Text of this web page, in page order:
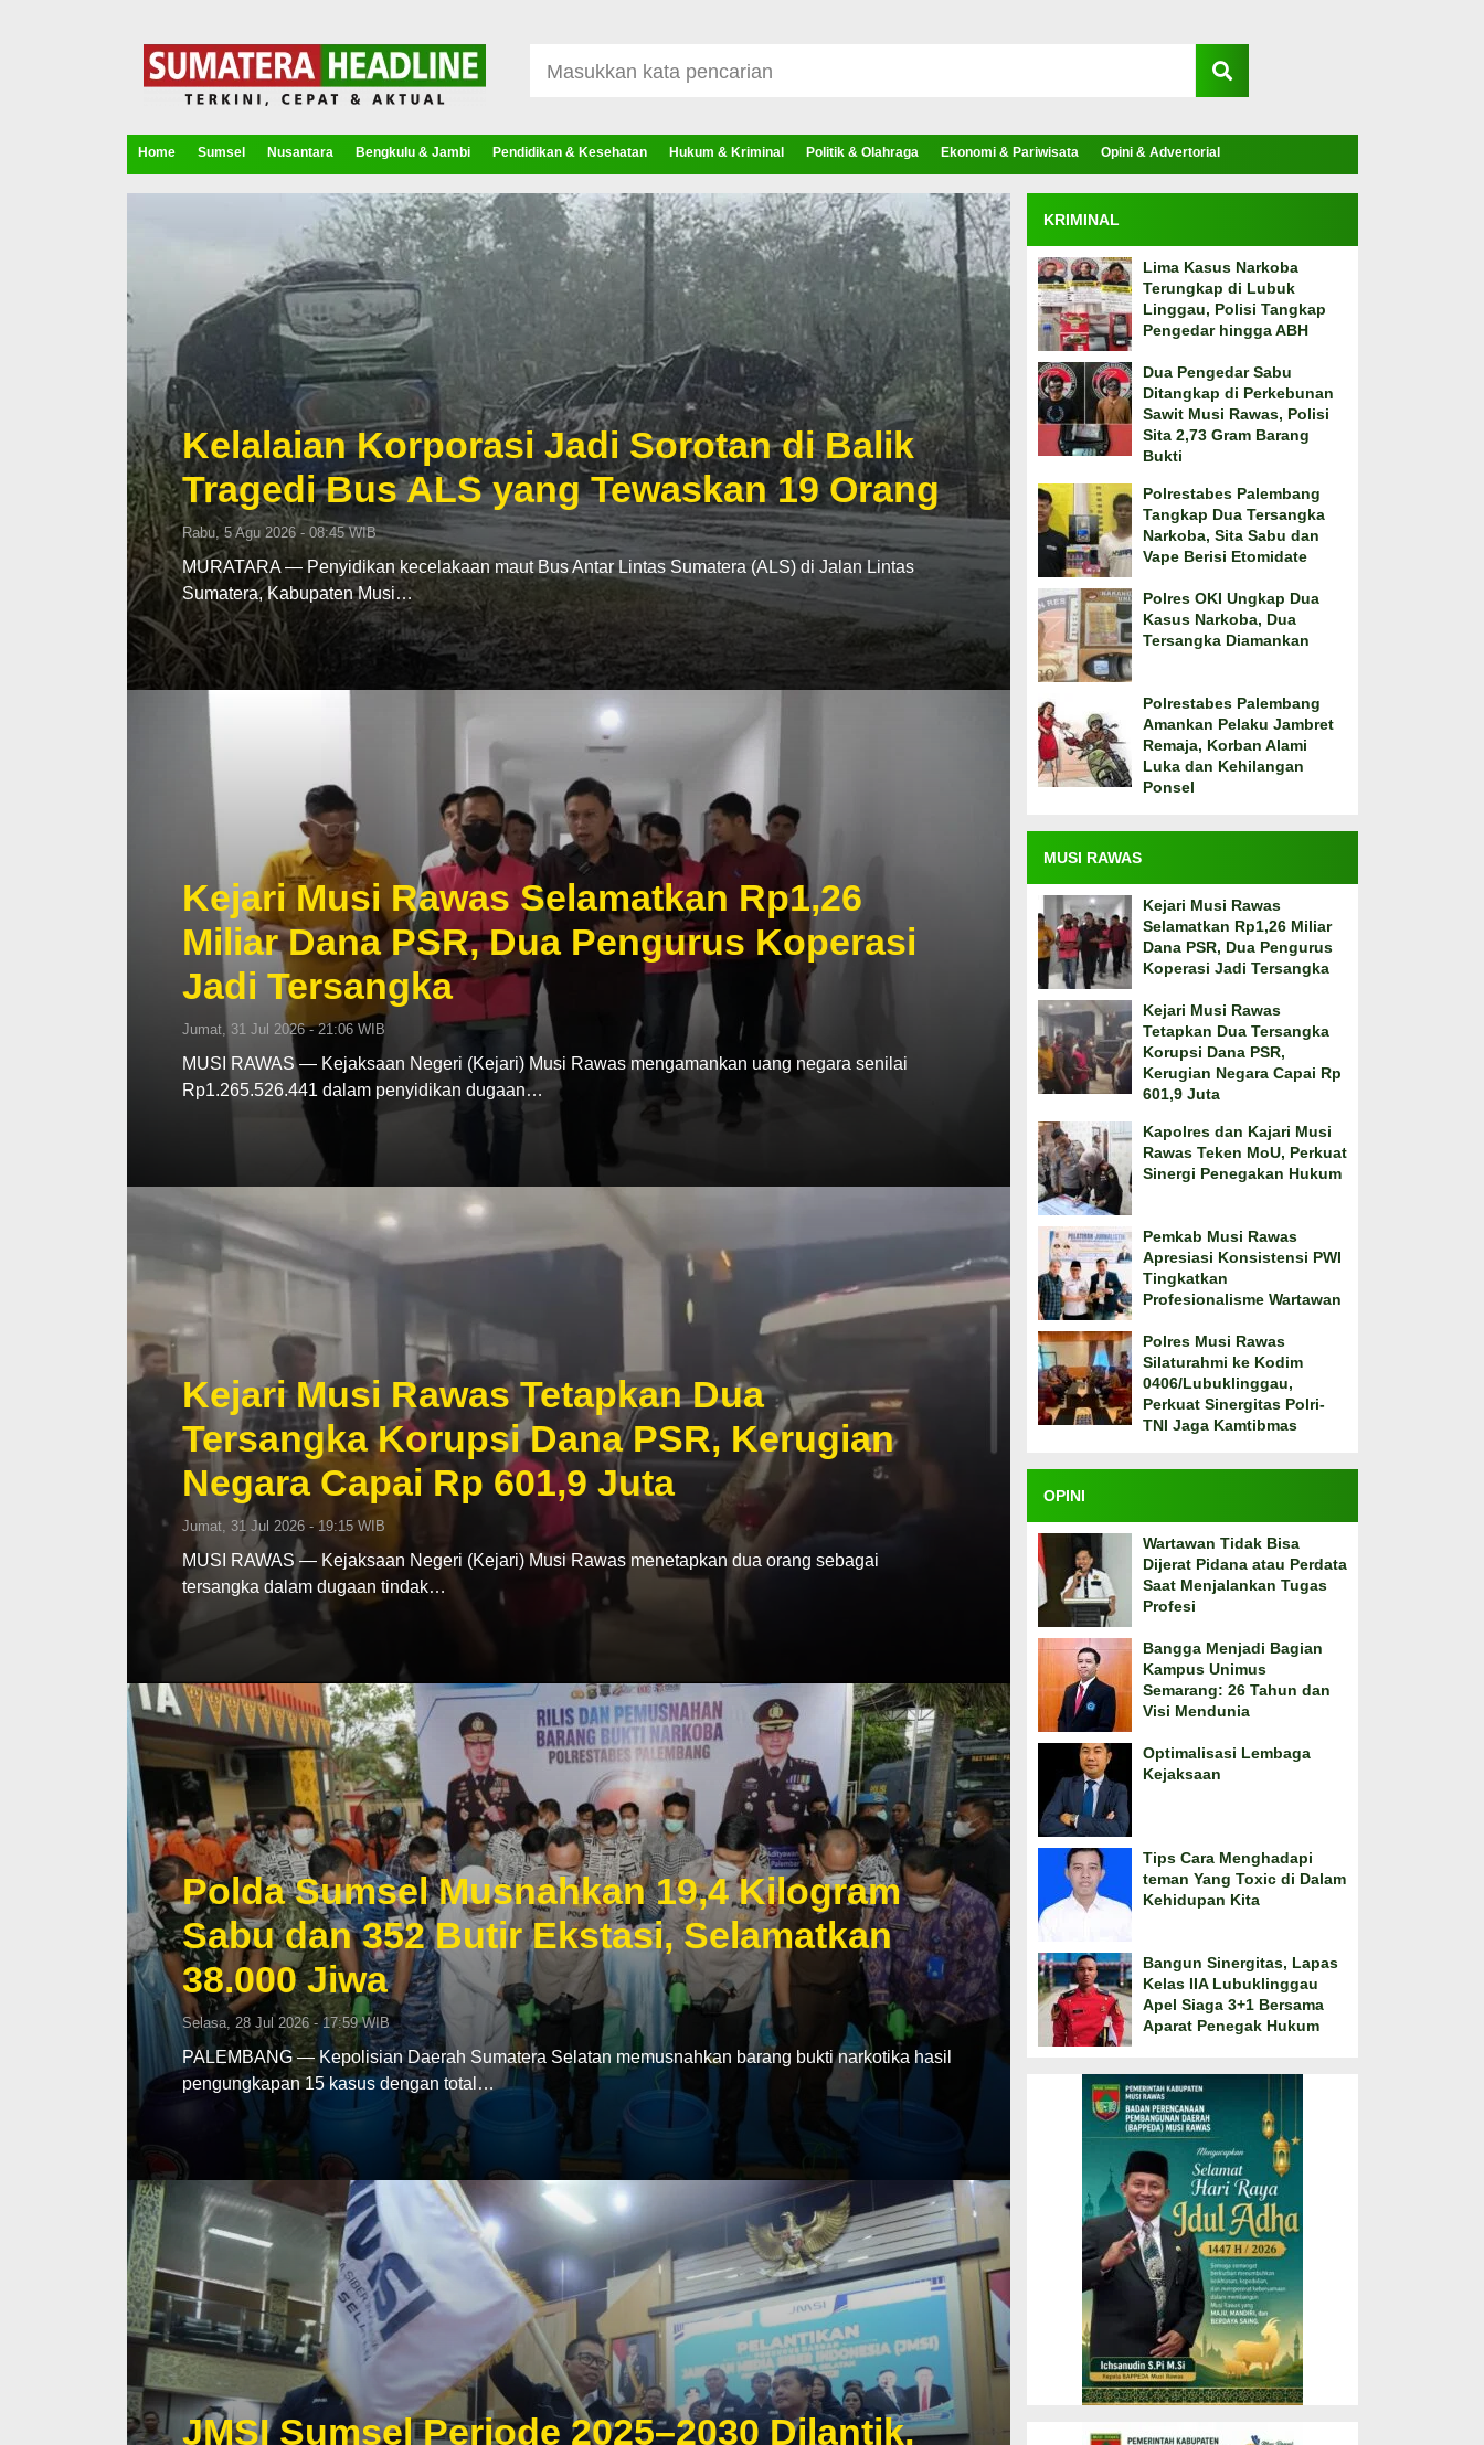
Home Sumsel Nusantara Bengkulu & Jambi Pendidikan & Kesehatan Hukum & Kriminal Politik & Olahraga Ekonomi & Pariwisata Opini & Advertorial
Kelalaian Korporasi Jadi Sorotan di Balik
Tragedi Bus ALS yang Tewaskan 19 Orang
Rabu, 5 Agu 2026 - 08:45 WIB
MURATARA — Penyidikan kecelakaan maut Bus Antar Lintas Sumatera (ALS) di Jalan Lintas
Sumatera, Kabupaten Musi…
Kejari Musi Rawas Selamatkan Rp1,26
Miliar Dana PSR, Dua Pengurus Koperasi
Jadi Tersangka
Jumat, 31 Jul 2026 - 21:06 WIB
MUSI RAWAS — Kejaksaan Negeri (Kejari) Musi Rawas mengamankan uang negara senilai
Rp1.265.526.441 dalam penyidikan dugaan…
Kejari Musi Rawas Tetapkan Dua
Tersangka Korupsi Dana PSR, Kerugian
Negara Capai Rp 601,9 Juta
Jumat, 31 Jul 2026 - 19:15 WIB
MUSI RAWAS — Kejaksaan Negeri (Kejari) Musi Rawas menetapkan dua orang sebagai
tersangka dalam dugaan tindak…
Polda Sumsel Musnahkan 19,4 Kilogram
Sabu dan 352 Butir Ekstasi, Selamatkan
38.000 Jiwa
Selasa, 28 Jul 2026 - 17:59 WIB
PALEMBANG — Kepolisian Daerah Sumatera Selatan memusnahkan barang bukti narkotika hasil
pengungkapan 15 kasus dengan total…
JMSI Sumsel Periode 2025–2030 Dilantik,
KRIMINAL
Lima Kasus Narkoba
Terungkap di Lubuk
Linggau, Polisi Tangkap
Pengedar hingga ABH
Dua Pengedar Sabu
Ditangkap di Perkebunan
Sawit Musi Rawas, Polisi
Sita 2,73 Gram Barang
Bukti
Polrestabes Palembang
Tangkap Dua Tersangka
Narkoba, Sita Sabu dan
Vape Berisi Etomidate
Polres OKI Ungkap Dua
Kasus Narkoba, Dua
Tersangka Diamankan
Polrestabes Palembang
Amankan Pelaku Jambret
Remaja, Korban Alami
Luka dan Kehilangan
Ponsel
MUSI RAWAS
Kejari Musi Rawas
Selamatkan Rp1,26 Miliar
Dana PSR, Dua Pengurus
Koperasi Jadi Tersangka
Kejari Musi Rawas
Tetapkan Dua Tersangka
Korupsi Dana PSR,
Kerugian Negara Capai Rp
601,9 Juta
Kapolres dan Kajari Musi
Rawas Teken MoU, Perkuat
Sinergi Penegakan Hukum
Pemkab Musi Rawas
Apresiasi Konsistensi PWI
Tingkatkan
Profesionalisme Wartawan
Polres Musi Rawas
Silaturahmi ke Kodim
0406/Lubuklinggau,
Perkuat Sinergitas Polri-
TNI Jaga Kamtibmas
OPINI
Wartawan Tidak Bisa
Dijerat Pidana atau Perdata
Saat Menjalankan Tugas
Profesi
Bangga Menjadi Bagian
Kampus Unimus
Semarang: 26 Tahun dan
Visi Mendunia
Optimalisasi Lembaga
Kejaksaan
Tips Cara Menghadapi
teman Yang Toxic di Dalam
Kehidupan Kita
Bangun Sinergitas, Lapas
Kelas IIA Lubuklinggau
Apel Siaga 3+1 Bersama
Aparat Penegak Hukum